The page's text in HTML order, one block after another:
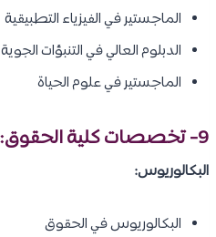
الماجستير في الفيزياء التطبيقية
الدبلوم العالي في التنبؤات الجوية
الماجستير في علوم الحياة
9- تخصصات كلية الحقوق:
البكالوريوس:
البكالوريوس في الحقوق